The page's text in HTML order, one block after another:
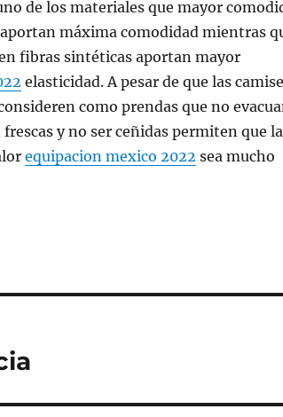
de los materiales que mayor
máxima comodidad mientras
fibras sintéticas aportan mayor
elasticidad. A pesar de que las
como prendas que no
y no ser ceñidas permiten que la
equipacion mexico 2022 sea mucho